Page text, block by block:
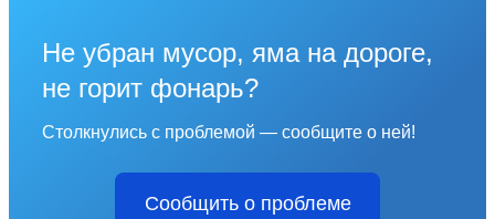
Не убран мусор, яма на дороге,
не горит фонарь?
Столкнулись с проблемой — сообщите о ней!
Сообщить о проблеме